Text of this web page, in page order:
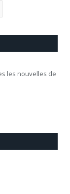
les nouvelles de